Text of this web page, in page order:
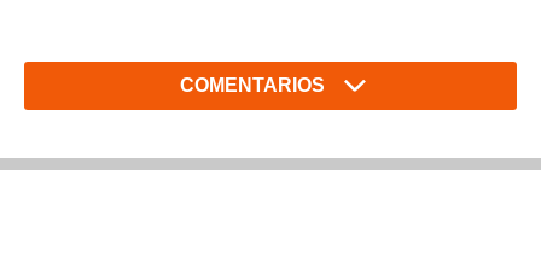
COMENTARIOS